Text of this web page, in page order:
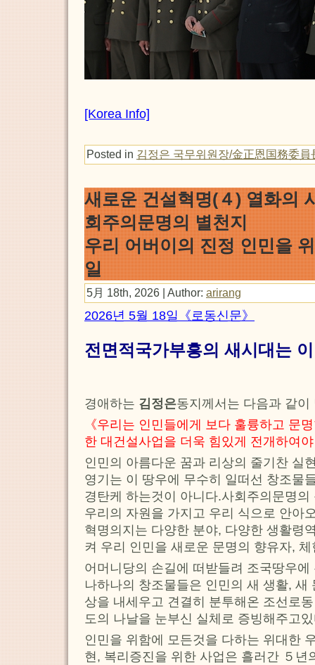
[Korea Info]
Posted in 김정은 국무위원장/金正恩国務委員
새로운 건설혁명(４) 열화의
회주의문명의 별천지
우리 어버이의 진정 인민을
일
5月 18th, 2026 | Author: arirang
2026년 5월 18일《로동신문》
전면적국가부흥의 새시대는
경애하는 김정은동지께서는 다음과 같이
《우리는 인민들에게 보다 훌륭하고 문
한 대건설사업을 더욱 힘있게 전개하여
인민의 아름다운 꿈과 리상의 줄기찬 실
영기는 이 땅우에 무수히 일떠선 창조물
경탄케 하는것이 아니다.사회주의문명
우리의 자원을 가지고 우리 식으로 안아
혁명의지는 다양한 분야, 다양한 생활령
켜 우리 인민을 새로운 문명의 향유자,
어머니당의 손길에 떠받들려 조국땅우
나하나의 창조물들은 인민의 새 생활, 새
상을 내세우고 견결히 분투해온 조선로
도의 나날을 눈부신 실체로 증빙해주고
인민을 위함에 모든것을 다하는 위대한
현, 복리증진을 위한 사업은 흘러간 ５년